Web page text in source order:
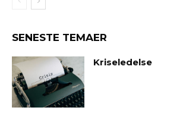
SENESTE TEMAER
Kriseledelse